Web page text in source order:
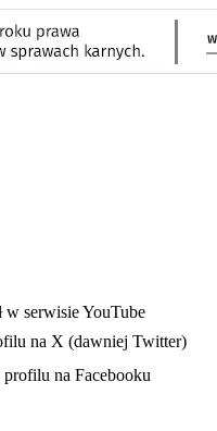
karcie
w serwisie YouTube
na X (dawniej Twitter)
karcie
profilu na Facebooku